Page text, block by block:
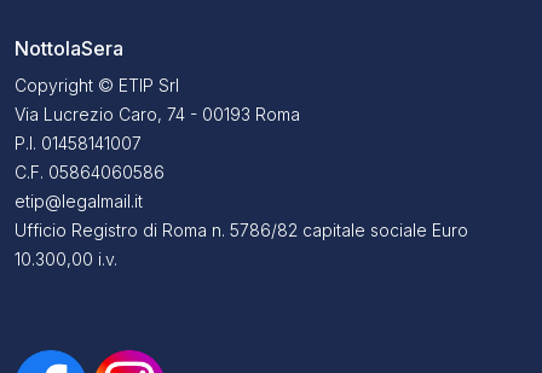
NottolaSera
Copyright © ETIP Srl
Via Lucrezio Caro, 74 - 00193 Roma
P.I. 01458141007
C.F. 05864060586
etip@legalmail.it
Ufficio Registro di Roma n. 5786/82 capitale sociale Euro
10.300,00 i.v.